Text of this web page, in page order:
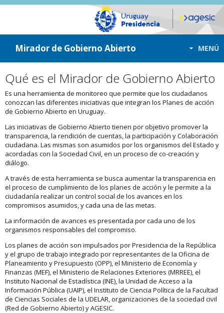
ir a contenido
ir al menú
Mirador de Gobierno Abierto MENÚ
Qué es el Mirador de Gobierno Abierto
Es una herramienta de monitoreo que permite que los ciudadanos
conozcan las diferentes iniciativas que integran los Planes de acción
de Gobierno Abierto en Uruguay.
Las iniciativas de Gobierno Abierto tienen por objetivo promover la
transparencia, la rendición de cuentas, la participación y Colaboración
ciudadana. Las mismas son asumidos por los organismos del Estado y
acordadas con la Sociedad Civil, en un proceso de co-creación y
diálogo.
A través de esta herramienta se busca aumentar la transparencia en
el proceso de cumplimiento de los planes de acción y le permite a la
ciudadanía realizar un control social de los avances en los
compromisos asumidos, y cada una de las metas.
La información de avances es presentada por cada uno de los
organismos responsables del compromiso.
Los planes de acción son impulsados por Presidencia de la República
y el grupo de trabajo integrado por representantes de la Oficina de
Planeamiento y Presupuesto (OPP), el Ministerio de Economía y
Finanzas (MEF), el Ministerio de Relaciones Exteriores (MRREE), el
Instituto Nacional de Estadística (INE), la Unidad de Acceso a la
Información Pública (UAIP), el Instituto de Ciencia Política de la Facultad
de Ciencias Sociales de la UDELAR, organizaciones de la sociedad civil
(Red de Gobierno Abierto) y AGESIC.